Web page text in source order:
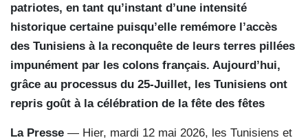
patriotes, en tant qu’instant d’une intensité
historique certaine puisqu’elle remémore l’accès
des Tunisiens à la reconquête de leurs terres pillées
impunément par les colons français. Aujourd’hui,
grâce au processus du 25-Juillet, les Tunisiens ont
repris goût à la célébration de la fête des fêtes
La Presse — Hier, mardi 12 mai 2026, les Tunisiens et